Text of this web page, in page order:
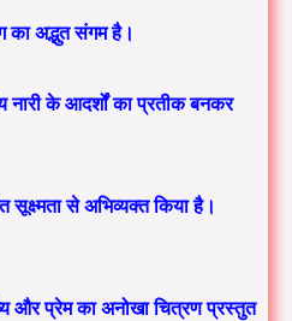
का अद्भुत संगम है।
नारी के आदर्शों का प्रतीक बनकर
सूक्ष्मता से अभिव्यक्त किया है।
और प्रेम का अनोखा चित्रण प्रस्तुत